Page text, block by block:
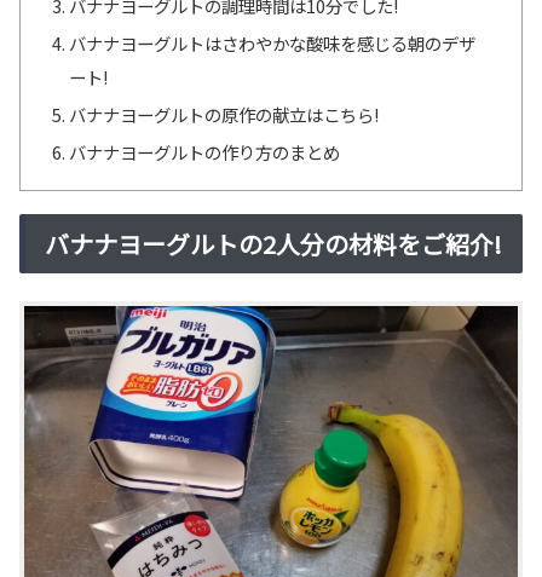
バナナヨーグルトの調理時間は10分でした!
バナナヨーグルトはさわやかな酸味を感じる朝のデザ
ート!
バナナヨーグルトの原作の献立はこちら!
バナナヨーグルトの作り方のまとめ
バナナヨーグルトの2人分の材料をご紹介!